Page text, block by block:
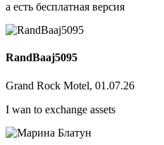
а есть бесплатная версия
RandBaaj5095
Grand Rock Motel, 01.07.26
I wan to exchange assets